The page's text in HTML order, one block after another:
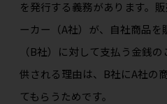
を発行する義務があります。
ーカー（A社）が、自社商品
（B社）に対して支払う金銭
供される理由は、B社にA社の
てもらうためです。